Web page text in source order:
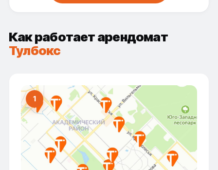
Как работает арендомат
Тулбокс
1